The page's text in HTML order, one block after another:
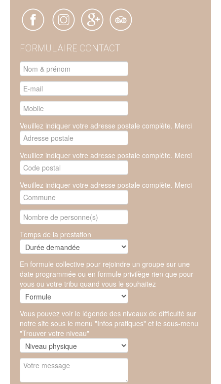
FORMULAIRE CONTACT
Veuillez indiquer votre adresse postale complète. Merci
Veuillez indiquer votre adresse postale complète. Merci
Veuillez indiquer votre adresse postale complète. Merci
Temps de la prestation
En formule collective pour rejoindre un groupe sur une
date programmée ou en formule privilège rien que pour
vous ou votre tribu quand vous le souhaitez
Vous pouvez voir le légende des niveaux de difficulté sur
notre site sous le menu "Infos pratiques" et le sous-menu
"Trouver votre niveau"